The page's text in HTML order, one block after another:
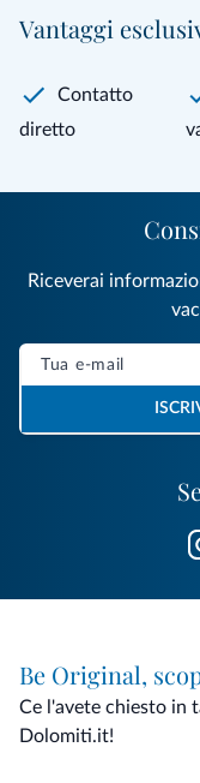
Vantaggi
Contatto
diretto
Riceverai
Be Original,
Ce l'avete chiesto in
Dolomiti.it!